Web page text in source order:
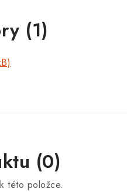
(1)
(0)
této položce.